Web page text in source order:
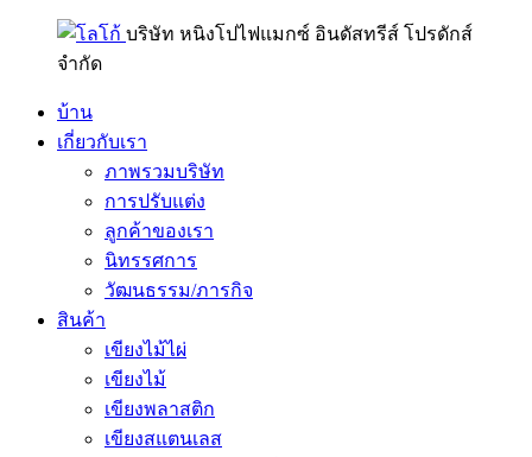
บริษัท หนิงโปไฟแมกซ์ อินดัสทรีส์ โปรดักส์
จำกัด
บ้าน
เกี่ยวกับเรา
ภาพรวมบริษัท
การปรับแต่ง
ลูกค้าของเรา
นิทรรศการ
วัฒนธรรม/ภารกิจ
สินค้า
เขียงไม้ไผ่
เขียงไม้
เขียงพลาสติก
เขียงสแตนเลส